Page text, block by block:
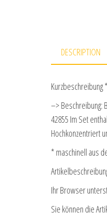
DESCRIPTION
Kurzbeschreibung *
–> Beschreibung:
42855 Im Set
Hochkonzentriert
* maschinell aus
Ihr Browser
Sie können die